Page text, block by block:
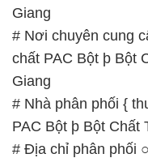
Giang
# Nơi chuyên cung
chất PAC Bột þ Bột
Giang
# Nhà phân phối {
PAC Bột þ Bột Chất
# Địa chỉ phân phối